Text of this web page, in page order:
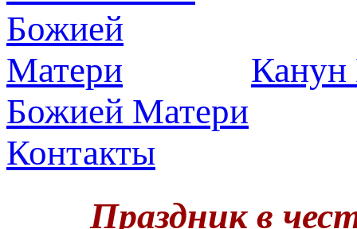
Канун
Божией Матери
Контакты
Праздник в